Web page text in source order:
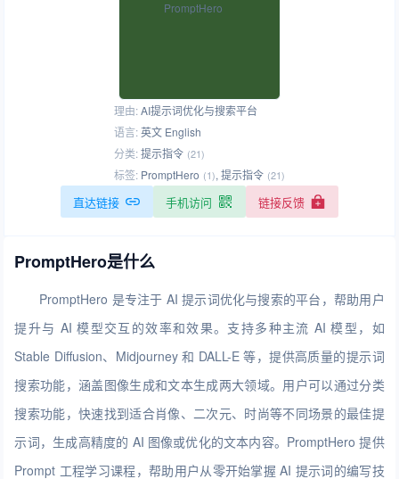
理由:AI提示词优化与搜索平台
语言:英文 English
分类:提示指令 (21)
标签: PromptHero (1), 提示指令 (21)
直达链接 手机访问 链接反馈
PromptHero是什么
PromptHero 是专注于 AI 提示词优化与搜索的平台，帮助用户
提升与 AI 模型交互的效率和效果。支持多种主流 AI 模型，如
Stable Diffusion、Midjourney 和 DALL-E 等，提供高质量的提示词
搜索功能，涵盖图像生成和文本生成两大领域。用户可以通过分类
搜索功能，快速找到适合肖像、二次元、时尚等不同场景的最佳提
示词，生成高精度的 AI 图像或优化的文本内容。PromptHero 提供
Prompt 工程学习课程，帮助用户从零开始掌握 AI 提示词的编写技